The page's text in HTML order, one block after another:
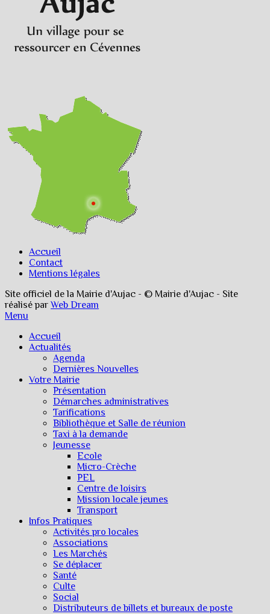
Accueil
Contact
Mentions légales
Site officiel de la Mairie d'Aujac - © Mairie d'Aujac - Site
réalisé parWeb Dream
Menu
Accueil
Actualités
Agenda
Dernières Nouvelles
Votre Mairie
Présentation
Démarches administratives
Tarifications
Bibliothèque et Salle de réunion
Taxi à la demande
Jeunesse
Ecole
Micro-Crèche
PEL
Centre de loisirs
Mission locale jeunes
Transport
Infos Pratiques
Activités pro locales
Associations
Les Marchés
Se déplacer
Santé
Culte
Social
Distributeurs de billets et bureaux de poste